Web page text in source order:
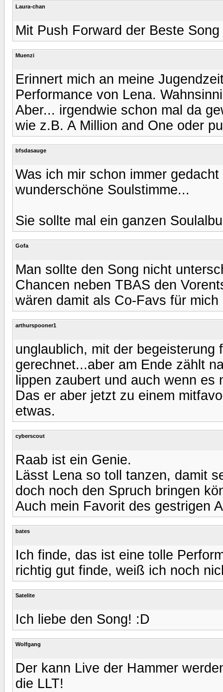
Laura-chan
Mit Push Forward der Beste
Muenzi
Erinnert mich an meine
Performance von Lena.
Aber... irgendwie schon mal da
wie z.B. A Million and One oder
bfsdasauge
Was ich mir schon immer
wunderschöne Soulstimme...
Sie sollte mal ein ganzen
Gofa
Man sollte den Song nicht
Chancen neben TBAS den
wären damit als Co-Favs für mich
arthurspooner1
unglaublich, mit der begeisterung
gerechnet...aber am Ende zählt
lippen zaubert und auch wenn es
Das er aber jetzt zu einem
etwas.
cyberscout
Raab ist ein Genie.
Lässt Lena so toll tanzen, damit
doch noch den Spruch bringen
Auch mein Favorit des gestrigen
bates
Ich finde, das ist eine tolle
richtig gut finde, weiß ich noch
Satelite
Ich liebe den Song! :D
Wolfgang
Der kann Live der Hammer
die LLT!